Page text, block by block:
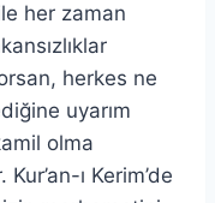
her zaman
herkes ne
uyarım
olma
ı Kerim’de